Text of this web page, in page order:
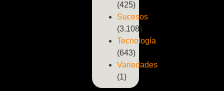
(425)
Sucesos
(3.108)
Tecnología
(643)
Variedades
(1)